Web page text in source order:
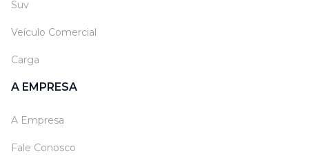
Suv
Veículo Comercial
Carga
A EMPRESA
A Empresa
Fale Conosco